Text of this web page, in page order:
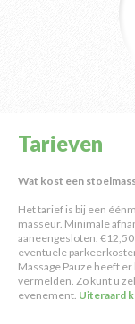
Tarieven
Wat kost een
Het tarief is bij een
masseur. Minimale
aaneengesloten.
eventuele
Massage Pauze heeft
vermelden. Zo kunt u
evenement. Uiteraard